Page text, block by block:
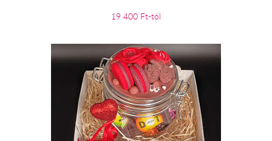
19 400 Ft-tól